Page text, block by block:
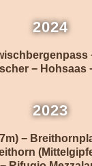
2024
− Hohsaas
2023
−